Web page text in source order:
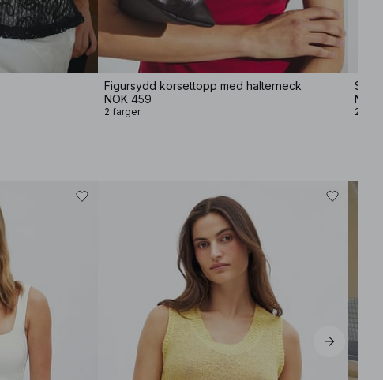
Figursydd korsettopp med halterneck
NOK 459
2 farger
NOK
2